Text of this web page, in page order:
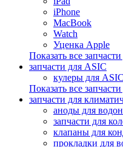
iPhone
MacBook
Watch
Уценка Apple
Показать все
запчасти для ASIC
кулеры для ASIC
Показать все
запчасти для
аноды для
запчасти для
клапаны для
прокладки для